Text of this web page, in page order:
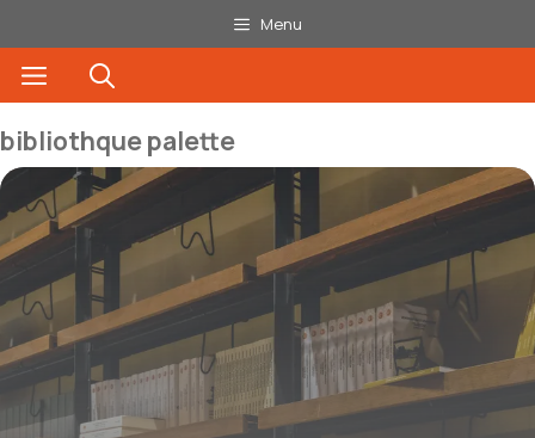
au
contenu
Menu
Menu
bibliothque palette